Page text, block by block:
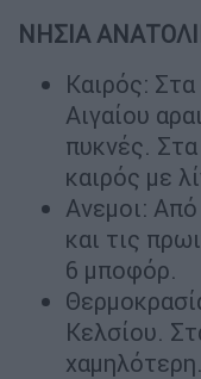
ΝΗΣΙΑ
Καιρός:
Αιγαίου
πυκνές.
καιρός με
Ανεμοι:
και τις
6 μποφόρ.
Κελσίου.
χαμηλότερη.